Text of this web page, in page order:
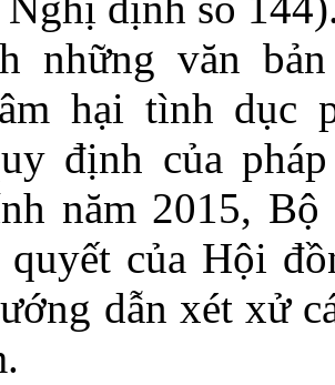
những văn
hại tình dục
định của
năm 2015,
của Hội
dẫn xét xử